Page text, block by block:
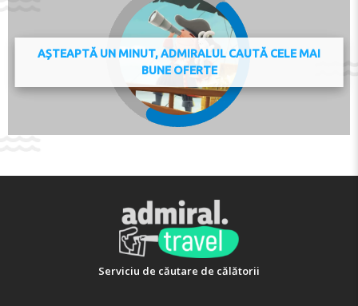
cu mare beneficiu în acest hotel: divertisment de orice
În hotelul COZY HOME STEPS FROM OLD PORT,
SEAFRONT & PARKING Privat Properties sunt bineveniți
chiar și de cei mai mici oaspeți, pentru ei fiind create
toate condițiile pentru o distracție de neuitat: puteţi face
cunoaștință cu obiectivele turistice din zonă.
confortabilă, lăsând impresii de neuitat.
FACILITĂŢI
AȘTEAPTĂ UN MINUT, ADMIRALUL CAUTĂ CELE MAI
BUNE OFERTE
Serviciu de căutare de călătorii